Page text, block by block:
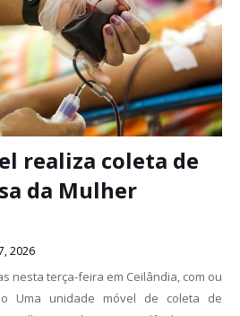
realiza coleta de
da Mulher
2026
nesta terça-feira em Ceilândia, com ou
Uma unidade móvel de coleta de